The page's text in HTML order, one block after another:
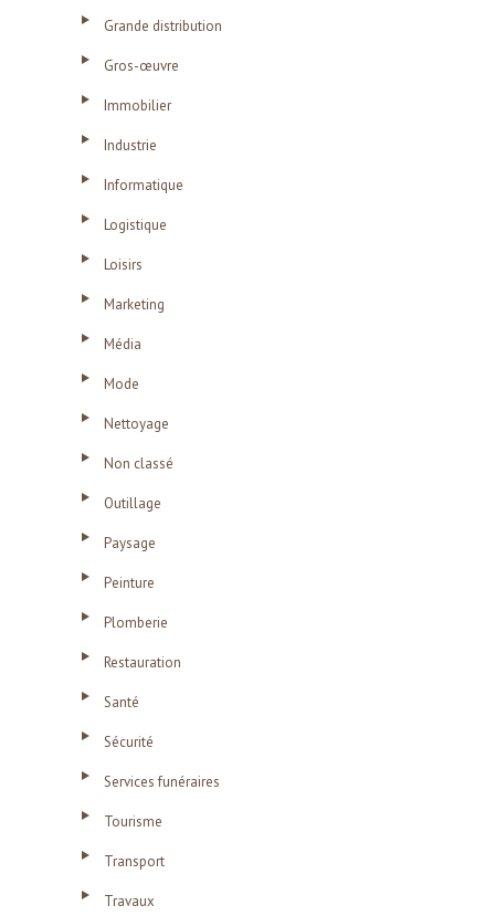
Grande distribution
Gros-œuvre
Immobilier
Industrie
Informatique
Logistique
Loisirs
Marketing
Média
Mode
Nettoyage
Non classé
Outillage
Paysage
Peinture
Plomberie
Restauration
Santé
Sécurité
Services funéraires
Tourisme
Transport
Travaux